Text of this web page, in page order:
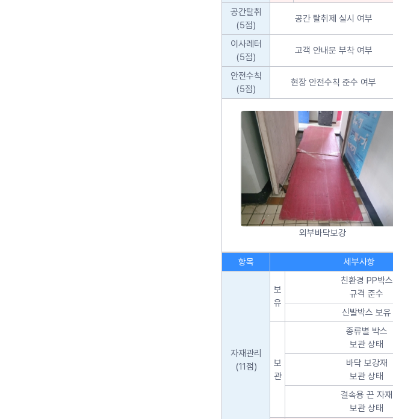
공간탈취
(5점)
공간 탈취제 실시 여부
이사레터
(5점)
고객 안내문 부착 여부
안전수칙
(5점)
현장 안전수칙 준수 여부
외부바닥보강
항목 세부사항
자재관리
(11점)
보
유
친환경 PP박스
규격 준수
신발박스 보유
보
관
종류별 박스
보관 상태
바닥 보강재
보관 상태
결속용 끈 자재
보관 상태